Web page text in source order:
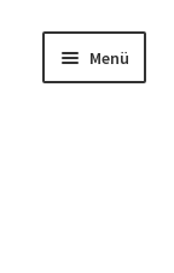
Menü